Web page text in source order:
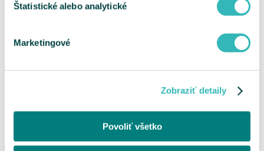
Štatistické alebo analytické
Marketingové
Zobraziť detaily
Povoliť všetko